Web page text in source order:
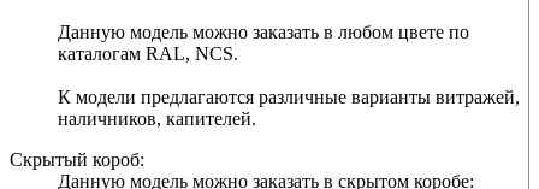
Данную модель можно заказать в любом цвете по
каталогам RAL, NCS.
К модели предлагаются различные варианты витражей,
наличников, капителей.
Скрытый короб:
Данную модель можно заказать в скрытом коробе: